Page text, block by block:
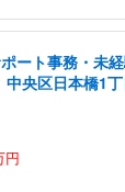
ート事務・未
央区日本橋1丁
円